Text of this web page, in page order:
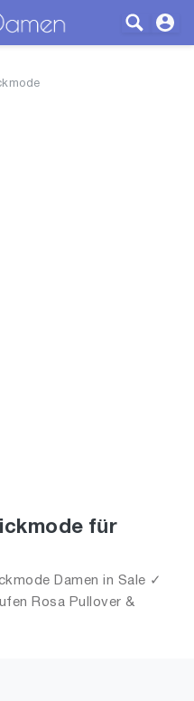
für
Damen in Sale ✓
Rosa Pullover &